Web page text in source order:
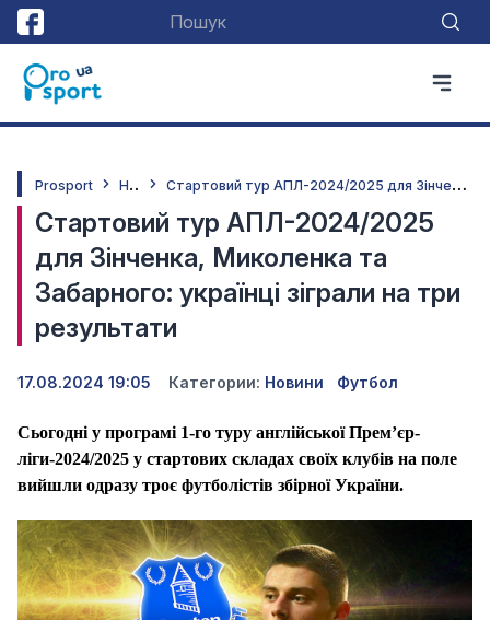
Prosport Н
овини С
тартовий тур АПЛ-2024/2025 для Зінченка, Миколенка та Забарного: українці зіграли на три результати
Стартовий тур АПЛ-2024/2025
для Зінченка, Миколенка та
Забарного: українці зіграли на три
результати
17.08.2024 19:05 Категории: Новини Футбол
Сьогодні у програмі 1-го туру англійської Прем’єр-
ліги-2024/2025 у стартових складах своїх клубів на поле
вийшли одразу троє футболістів збірної України.